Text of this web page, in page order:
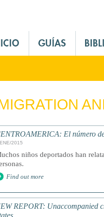
El número
2015
niños deportados han
Find out more
REPORT: Unaccompanied